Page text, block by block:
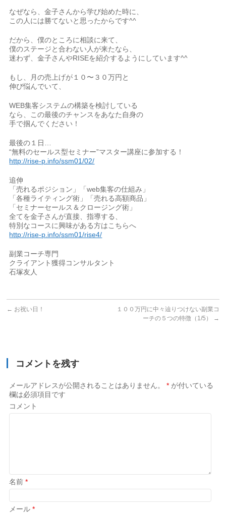
なぜなら、金子さんから学び始めた時に、
この人には勝てないと思ったからです^^
だから、僕のところに相談に来て、
僕のステージと合わない人が来たなら、
迷わず、金子さんやRISEを紹介するようにしています^^
もし、月の売上げが１０〜３０万円と
伸び悩んでいて、
WEB集客システムの構築を検討している
なら、この最後のチャンスをあなた自身の
手で掴んでください！
最後の１日…
“無料のセールス型セミナー”マスター講座に参加する！
http://rise-p.info/ssm01/02/
追伸
「売れるポジション」「web集客の仕組み」
「各種ライティング術」「売れる高額商品」
「セミナーセールス＆クロージング術」
全てを金子さんが直接、指導する、
特別なコースに興味がある方はこちらへ
http://rise-p.info/ssm01/rise4/
副業コーチ専門
クライアント獲得コンサルタント
石塚友人
← お祝い日！
１００万円に中々辿りつけない副業コ
ーチの５つの特徴（1/5）
→
コメントを残す
メールアドレスが公開されることはありません。 * が付いている
欄は必須項目です
コメント
名前*
メール*